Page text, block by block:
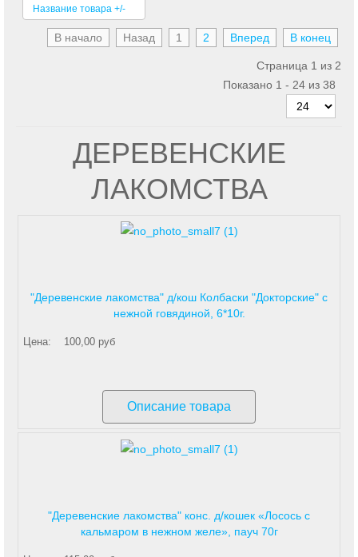
Название товара +/-
В начало Назад 1 2 Вперед В конец
Страница 1 из 2
Показано 1 - 24 из 38
ДЕРЕВЕНСКИЕ
ЛАКОМСТВА
"Деревенские лакомства" д/кош Колбаски "Докторские" с
нежной говядиной, 6*10г.
Цена: 100,00 руб
Описание товара
"Деревенские лакомства" конс. д/кошек «Лосось с
кальмаром в нежном желе», пауч 70г